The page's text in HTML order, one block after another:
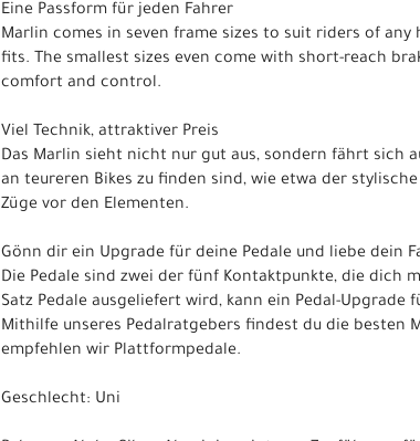
Eine Passform für jeden Fahrer
Marlin comes in seven frame sizes to suit riders of
fits. The smallest sizes even come with short-reach
comfort and control.
Viel Technik, attraktiver Preis
Das Marlin sieht nicht nur gut aus, sondern fährt sich
an teureren Bikes zu finden sind, wie etwa der
Züge vor den Elementen.
Gönn dir ein Upgrade für deine Pedale und liebe dein
Die Pedale sind zwei der fünf Kontaktpunkte, die dich
Satz Pedale ausgeliefert wird, kann ein Pedal-
Mithilfe unseres Pedalratgebers findest du die besten
empfehlen wir Plattformpedale.
Geschlecht: Uni